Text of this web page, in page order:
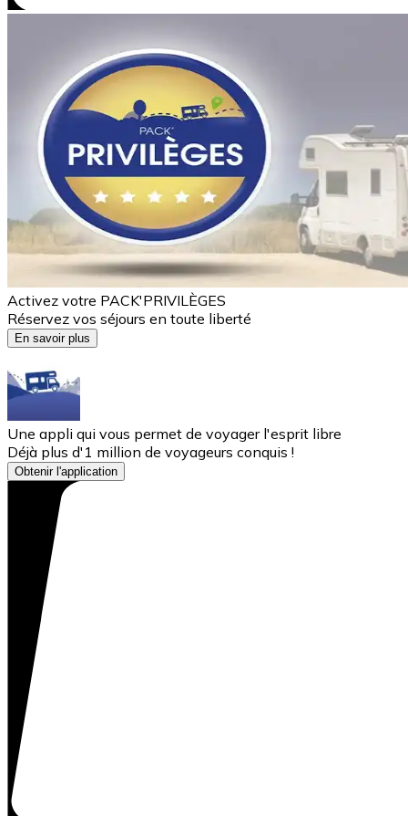
Activez votre PACK'PRIVILÈGES
Réservez vos séjours en toute liberté
En savoir plus
Une appli qui vous permet de voyager l'esprit libre
Déjà plus d'1 million de voyageurs conquis !
Obtenir l'application